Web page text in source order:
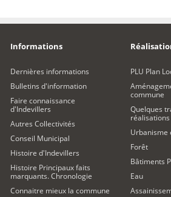
Informations
Dernières informations
Bulletins d'information
Faire connaissance
d'Indevillers
Autres Collectivités
Conseil Municipal
Histoire d'Indevillers
Histoire Principaux faits
marquants. Chronologie
Connaitre mieux la commune
PLU Plan
commune
Quelques
Urbanisme
Forêt
Bâtiments
Eau